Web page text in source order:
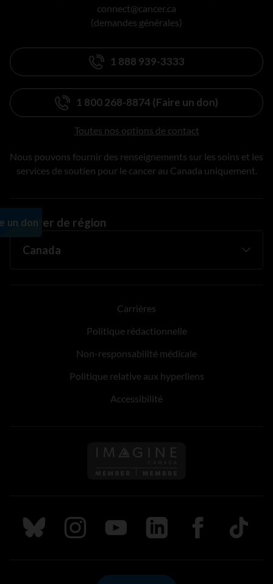
connect@cancer.ca
(demandes générales)
1 888 939-3333
1 800 268-8874 (Faire un don)
Toutes nos options de contact
Nous pouvons fournir des renseignements sur les soins et les
services de soutien pour le cancer au Canada uniquement.
Changer de région
Carrières
Politique rédactionnelle
Non-responsabilité médicale
Politique relative aux hyperliens
Accessibilité
Suivez nous sur Bluesky
Suivez nous sur Instagram
Suivez nous sur Youtube
Suivez nous sur LinkedIn
Suivez nous sur
TikTok